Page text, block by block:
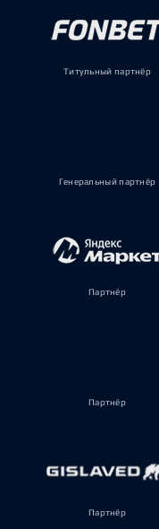
Титульный партнёр
Генеральный партнёр
Партнёр
Партнёр
Партнёр